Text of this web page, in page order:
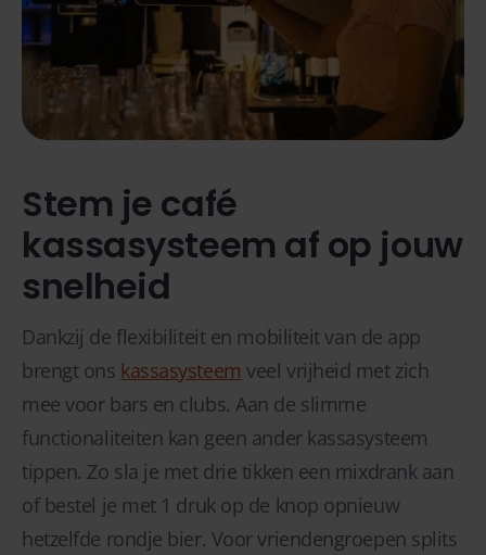
Stem je café
kassasysteem af op jouw
snelheid
Dankzij de flexibiliteit en mobiliteit van de app
brengt ons kassasysteem veel vrijheid met zich
mee voor bars en clubs. Aan de slimme
functionaliteiten kan geen ander kassasysteem
tippen. Zo sla je met drie tikken een mixdrank aan
of bestel je met 1 druk op de knop opnieuw
hetzelfde rondje bier. Voor vriendengroepen splits